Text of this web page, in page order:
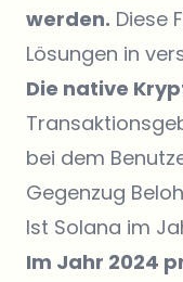
werden. Diese
Lösungen in
Die native
bei dem
Gegenzug
Ist Solana im
Im Jahr 2024